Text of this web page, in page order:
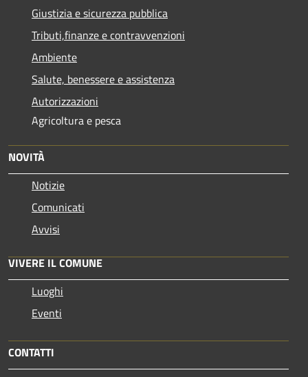
Giustizia e sicurezza pubblica
Tributi,finanze e contravvenzioni
Ambiente
Salute, benessere e assistenza
Autorizzazioni
Agricoltura e pesca
NOVITÀ
Notizie
Comunicati
Avvisi
VIVERE IL COMUNE
Luoghi
Eventi
CONTATTI